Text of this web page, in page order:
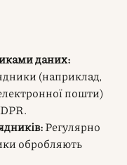
даних:
(наприклад,
пошти)
Регулярно
обробляють